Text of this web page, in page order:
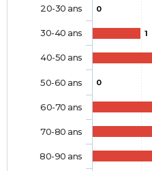
0
1
0
20-30 ans
30-40 ans
40-50 ans
50-60 ans
60-70 ans
70-80 ans
80-90 ans